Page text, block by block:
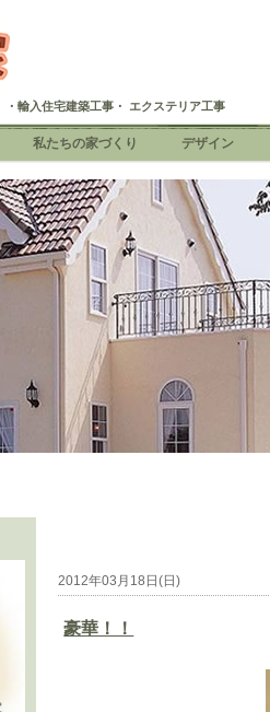
輸入住宅建築工事・ エクステリア工事
私たちの家づくり デザイン
2012年03月18日(日)
豪華！！